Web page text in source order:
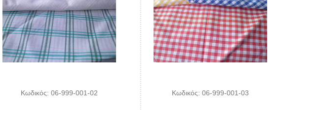
Κωδικός: 06-999-001-02 Κωδικός: 06-999-001-03